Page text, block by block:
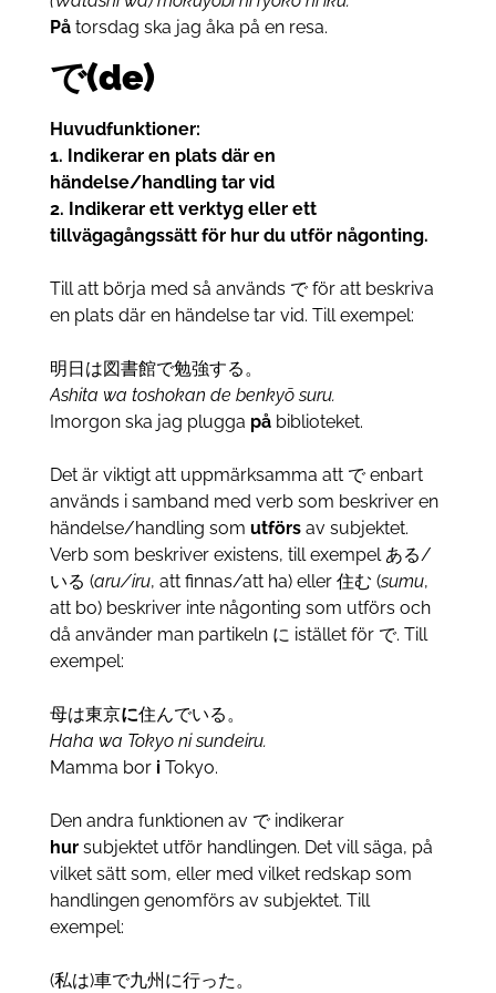
På torsdag ska jag åka på en resa.
で(de)
Huvudfunktioner:
1. Indikerar en plats där en
händelse/handling tar vid
2. Indikerar ett verktyg eller ett
tillvägagångssätt för hur du utför någonting.
Till att börja med så används で för att beskriva
en plats där en händelse tar vid. Till exempel:
明日は図書館で勉強する。
Ashita wa toshokan de benkyō suru.
Imorgon ska jag plugga påbiblioteket.
Det är viktigt att uppmärksamma att で enbart
används i samband med verb som beskriver en
händelse/handling som utförsav subjektet.
Verb som beskriver existens, till exempelある/
いる (aru/iru, att finnas/att ha) eller 住む (sumu,
att bo) beskriver inte någonting som utförs och
då använder man partikeln に istället för で. Till
exempel:
母は東京に住んでいる。
Haha wa Tokyo ni sundeiru.
Mamma bor iTokyo.
Den andra funktionen av で indikerar
hur subjektet utför handlingen. Det vill säga, på
vilket sätt som, eller med vilket redskap som
handlingen genomförs av subjektet. Till
exempel:
(私は)車で九州に行った。